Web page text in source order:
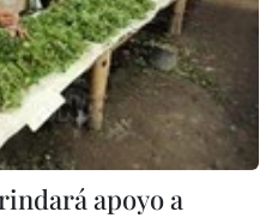
apoyo a